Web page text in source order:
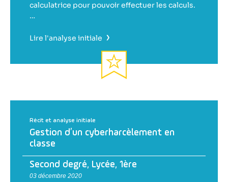
calculatrice pour pouvoir effectuer les calculs.
…
Lire l'analyse initiale ›
Récit et analyse initiale
Gestion d’un cyberharcèlement en
classe
Second degré, Lycée, 1ère
03 décembre 2020